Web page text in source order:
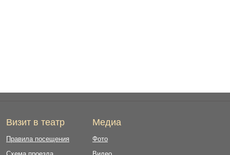
Визит в театр
Правила посещения
Медиа
Фото